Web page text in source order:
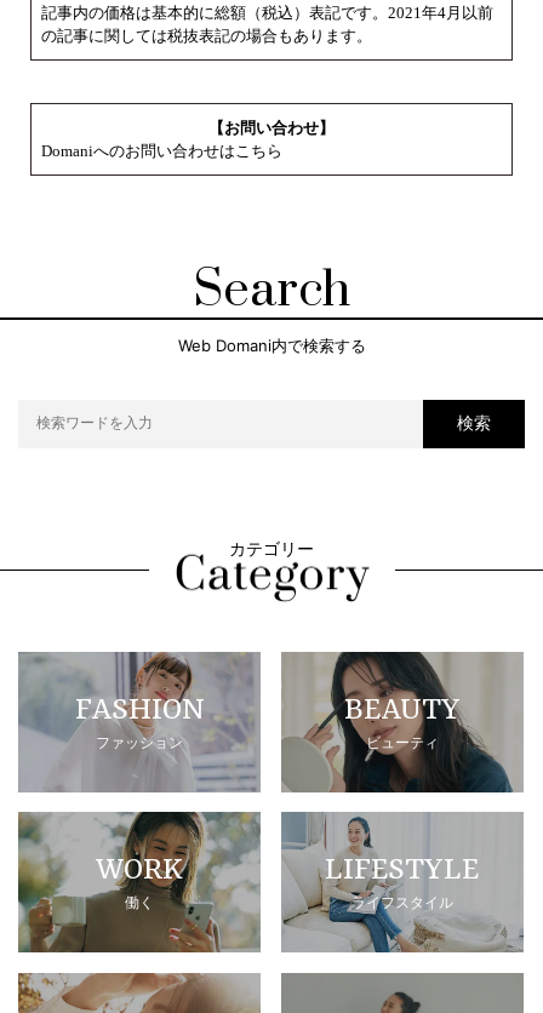
記事内の価格は基本的に総額（税込）表記です。2021年4月以前
の記事に関しては税抜表記の場合もあります。
【お問い合わせ】
Domaniへのお問い合わせはこちら
Search
Web Domani内で検索する
検索
カテゴリー
FASHION
ファッション
BEAUTY
ビューティ
WORK
働く
LIFESTYLE
ライフスタイル